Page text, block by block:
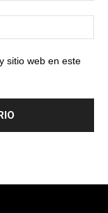
sitio web en este